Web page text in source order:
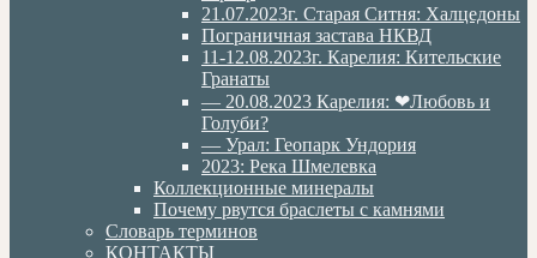
21.07.2023г. Старая Ситня: Халцедоны
Пограничная застава НКВД
11-12.08.2023г. Карелия: Кительские
Гранаты
— 20.08.2023 Карелия: ❤Любовь и
Голуби?
— Урал: Геопарк Ундория
2023: Река Шмелевка
Коллекционные минералы
Почему рвутся браслеты с камнями
Словарь терминов
КОНТАКТЫ